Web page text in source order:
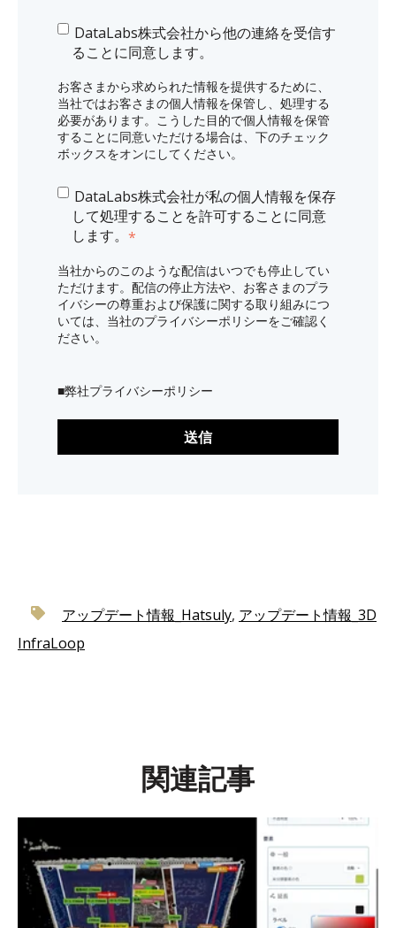
DataLabs株式会社から他の連絡を受信す
ることに同意します。
お客さまから求められた情報を提供するために、
当社ではお客さまの個人情報を保管し、処理する
必要があります。こうした目的で個人情報を保管
することに同意いただける場合は、下のチェック
ボックスをオンにしてください。
DataLabs株式会社が私の個人情報を保存
して処理することを許可することに同意
します。 *
当社からのこのような配信はいつでも停止してい
ただけます。配信の停止方法や、お客さまのプラ
イバシーの尊重および保護に関する取り組みにつ
いては、当社のプライバシーポリシーをご確認く
ださい。
■弊社プライバシーポリシー
アップデート情報_Hatsuly, アップデート情報_3D
InfraLoop
関連記事